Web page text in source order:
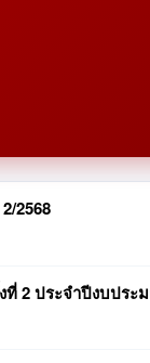
2568
2 ประจำปีงบประ